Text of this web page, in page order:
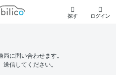
モビリコ
探す ログイン
に問い合わせます。
信してください。